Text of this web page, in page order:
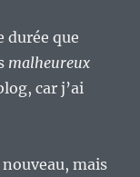
durée que
malheureux
car j’ai
mais